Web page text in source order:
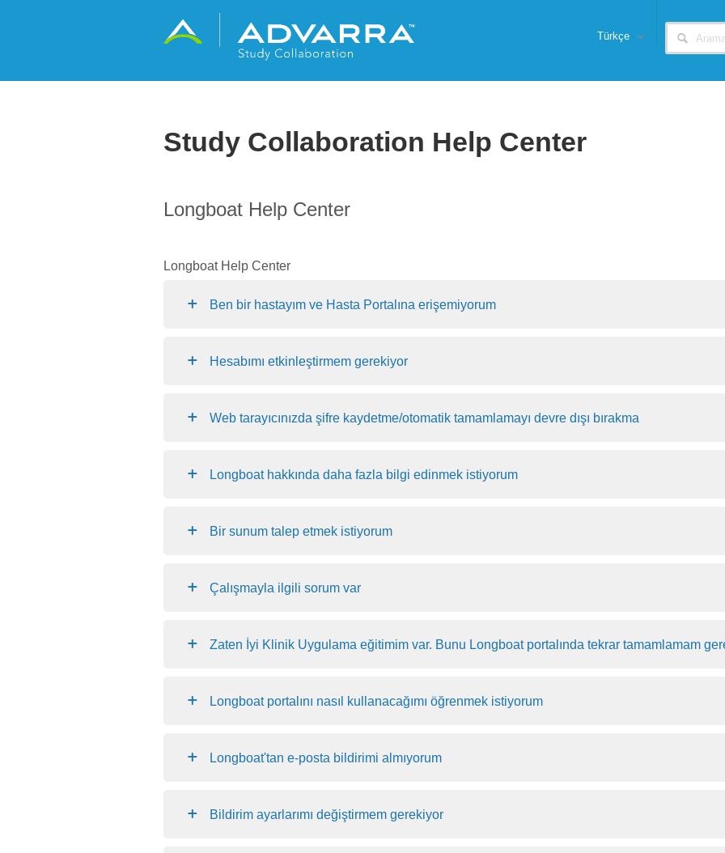
Türkçe
Study Collaboration Help Center
Longboat Help Center
Longboat Help Center
Ben bir hastayım ve Hasta Portalına erişemiyorum
Hesabımı etkinleştirmem gerekiyor
Web tarayıcınızda şifre kaydetme/otomatik tamamlamayı devre dışı bırakma
Longboat hakkında daha fazla bilgi edinmek istiyorum
Bir sunum talep etmek istiyorum
Çalışmayla ilgili sorum var
Zaten İyi Klinik Uygulama eğitimim var. Bunu Longboat portalında tekrar tamamlamam
Longboat portalını nasıl kullanacağımı öğrenmek istiyorum
Longboat'tan e-posta bildirimi almıyorum
Bildirim ayarlarımı değiştirmem gerekiyor